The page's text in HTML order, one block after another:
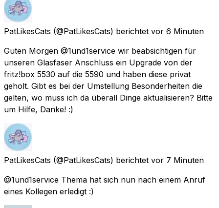
PatLikesCats (@PatLikesCats) berichtet vor 6 Minuten
Guten Morgen @1und1service wir beabsichtigen für
unseren Glasfaser Anschluss ein Upgrade von der
fritz!box 5530 auf die 5590 und haben diese privat
geholt. Gibt es bei der Umstellung Besonderheiten die
gelten, wo muss ich da überall Dinge aktualisieren? Bitte
um Hilfe, Danke! :)
PatLikesCats (@PatLikesCats) berichtet vor 7 Minuten
@1und1service Thema hat sich nun nach einem Anruf
eines Kollegen erledigt :)